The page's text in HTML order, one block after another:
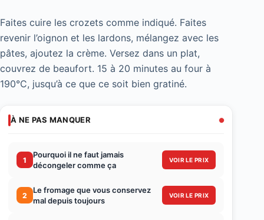
Faites cuire les crozets comme indiqué. Faites
revenir l’oignon et les lardons, mélangez avec les
pâtes, ajoutez la crème. Versez dans un plat,
couvrez de beaufort. 15 à 20 minutes au four à
190°C, jusqu’à ce que ce soit bien gratiné.
À NE PAS MANQUER
1
Pourquoi il ne faut jamais
décongeler comme ça
VOIR LE PRIX
2
Le fromage que vous conservez
mal depuis toujours
VOIR LE PRIX